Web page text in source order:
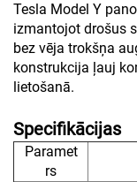
Tesla Model Y
izmantojot drošus
bez vēja trokšņa
konstrukcija ļauj
lietošanā.
Specifikācijas
Paramet
rs